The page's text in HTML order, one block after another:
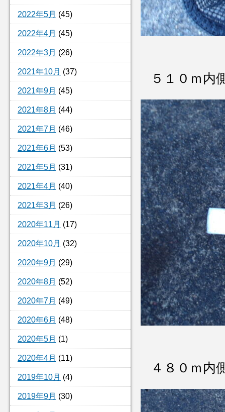
2022年5月 (45)
2022年4月 (45)
2022年3月 (26)
2021年10月 (37)
2021年9月 (45)
2021年8月 (44)
2021年7月 (46)
2021年6月 (53)
2021年5月 (31)
2021年4月 (40)
2021年3月 (26)
2020年11月 (17)
2020年10月 (32)
2020年9月 (29)
2020年8月 (52)
2020年7月 (49)
2020年6月 (48)
2020年5月 (1)
2020年4月 (11)
2019年10月 (4)
2019年9月 (30)
５１０ｍ
４８０ｍ